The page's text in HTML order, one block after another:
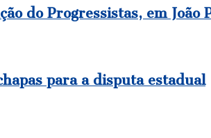
do Progressistas, em João
para a disputa estadual